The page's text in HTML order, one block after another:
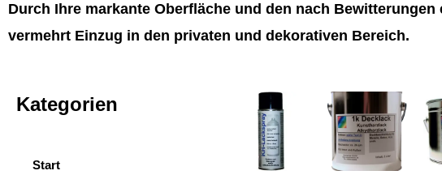
Durch Ihre markante Oberfläche und den nach
vermehrt Einzug in den privaten und dekorativen Bereich.
Kategorien
Start
Dieses
Produkt
mehrere
Dieses
weist